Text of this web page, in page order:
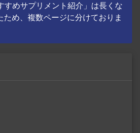
すめサプリメント紹介」は長くな
ため、複数ページに分けておりま